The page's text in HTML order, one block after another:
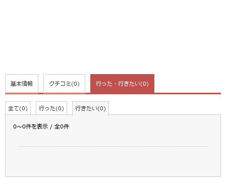
基本情報 クチコミ(0) 行った・行きたい(0)
全て(0) 行った(0) 行きたい(0)
0～0件を表示 / 全0件